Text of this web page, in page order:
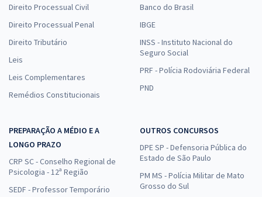
Direito Processual Civil
Direito Processual Penal
Direito Tributário
Leis
Leis Complementares
Remédios Constitucionais
Banco do Brasil
IBGE
INSS - Instituto Nacional do
Seguro Social
PRF - Polícia Rodoviária Federal
PND
PREPARAÇÃO A MÉDIO E A
LONGO PRAZO
CRP SC - Conselho Regional de
Psicologia - 12ª Região
SEDF - Professor Temporário
OUTROS CONCURSOS
DPE SP - Defensoria Pública do
Estado de São Paulo
PM MS - Polícia Militar de Mato
Grosso do Sul